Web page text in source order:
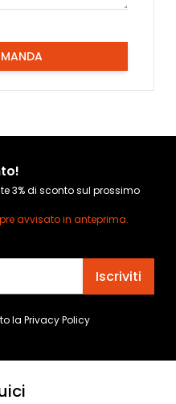
3% di sconto sul prossimo
avvisato in anteprima.
Iscriviti
la Privacy Policy